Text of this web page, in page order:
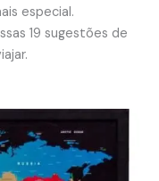
especial.
19 sugestões de